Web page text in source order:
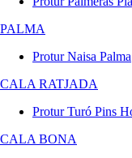
PALMA
Protur Naisa Palma
CALA RATJADA
Protur Turó Pins
CALA BONA